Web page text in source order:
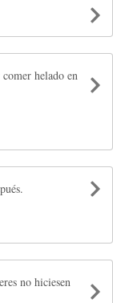
helado en
no hiciesen